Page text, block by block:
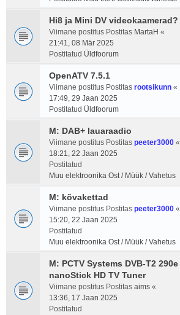
Hi8 ja Mini DV videokaamerad?
Viimane postitus Postitas MartaH «
21:41, 08 Mär 2025
Postitatud Üldfoorum
OpenATV 7.5.1
Viimane postitus Postitas rootsikunn «
17:49, 29 Jaan 2025
Postitatud Üldfoorum
M: DAB+ lauaraadio
Viimane postitus Postitas peeter3000 «
18:21, 22 Jaan 2025
Postitatud
Muu elektroonika Ost / Müük / Vahetus
M: kõvakettad
Viimane postitus Postitas peeter3000 «
15:20, 22 Jaan 2025
Postitatud
Muu elektroonika Ost / Müük / Vahetus
M: PCTV Systems DVB-T2 290e
nanoStick HD TV Tuner
Viimane postitus Postitas aims «
13:36, 17 Jaan 2025
Postitatud